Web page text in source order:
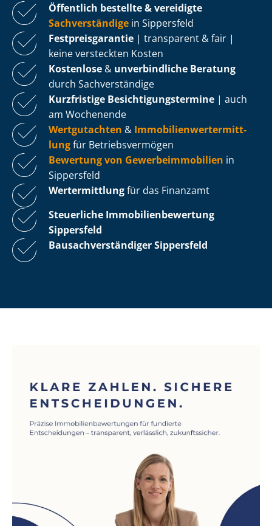
Öffentlich bestellte & vereidigte
Sachverständige in Sippersfeld
Fest­preis­ga­ran­tie | transparent & fair |
keine versteckten Kosten
Kostenlose & unverbindliche Beratung
durch Sachverständige
Kurzfristige Be­sich­ti­gungs­ter­mi­ne | auch
am Wochenende
Wertgutachten & Im­mo­bi­li­en­wert­ermitt­
lungfür Be­triebs­ver­mö­gen
Bewertung von Ge­wer­be­im­mo­bi­li­en in
Sippersfeld
Wertermittlungfür das Finanzamt
Steuerliche Im­mo­bi­li­en­be­wer­tung
Sippersfeld
Bau­sach­ver­stän­di­ger Sippersfeld